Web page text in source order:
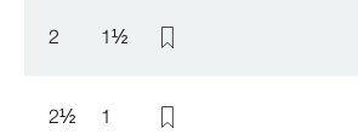
2 1½
2½ 1